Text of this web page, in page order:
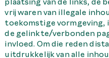
vrij waren van illegale
toekomstige vormgeving,
de gelinkte/verbonden
invloed. Om die reden
uitdrukkelijk van alle